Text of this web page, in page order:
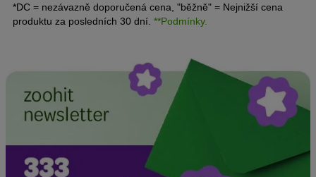
*DC = nezávazně doporučená cena, "běžně" = Nejnižší cena
produktu za posledních 30 dní. **Podmínky.